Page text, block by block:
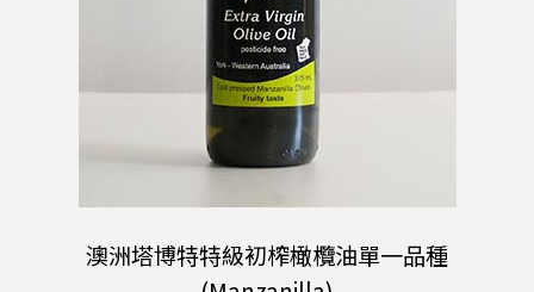
澳洲塔博特特級初榨橄欖油單一品種